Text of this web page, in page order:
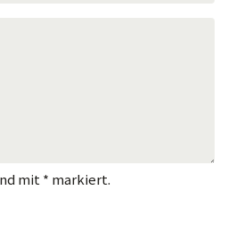
mit * markiert.